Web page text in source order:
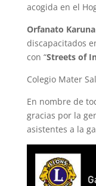
acogida en el
Orfanato Karuna
discapacitados
con “Streets of
Colegio Mater
En nombre de
gracias por la
asistentes a la